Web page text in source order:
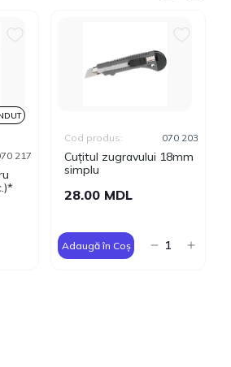
217
Cuțitul zugravului 18mm
simplu
Cod produs: 070 203
28.00 MDL
Adaugă în Coș